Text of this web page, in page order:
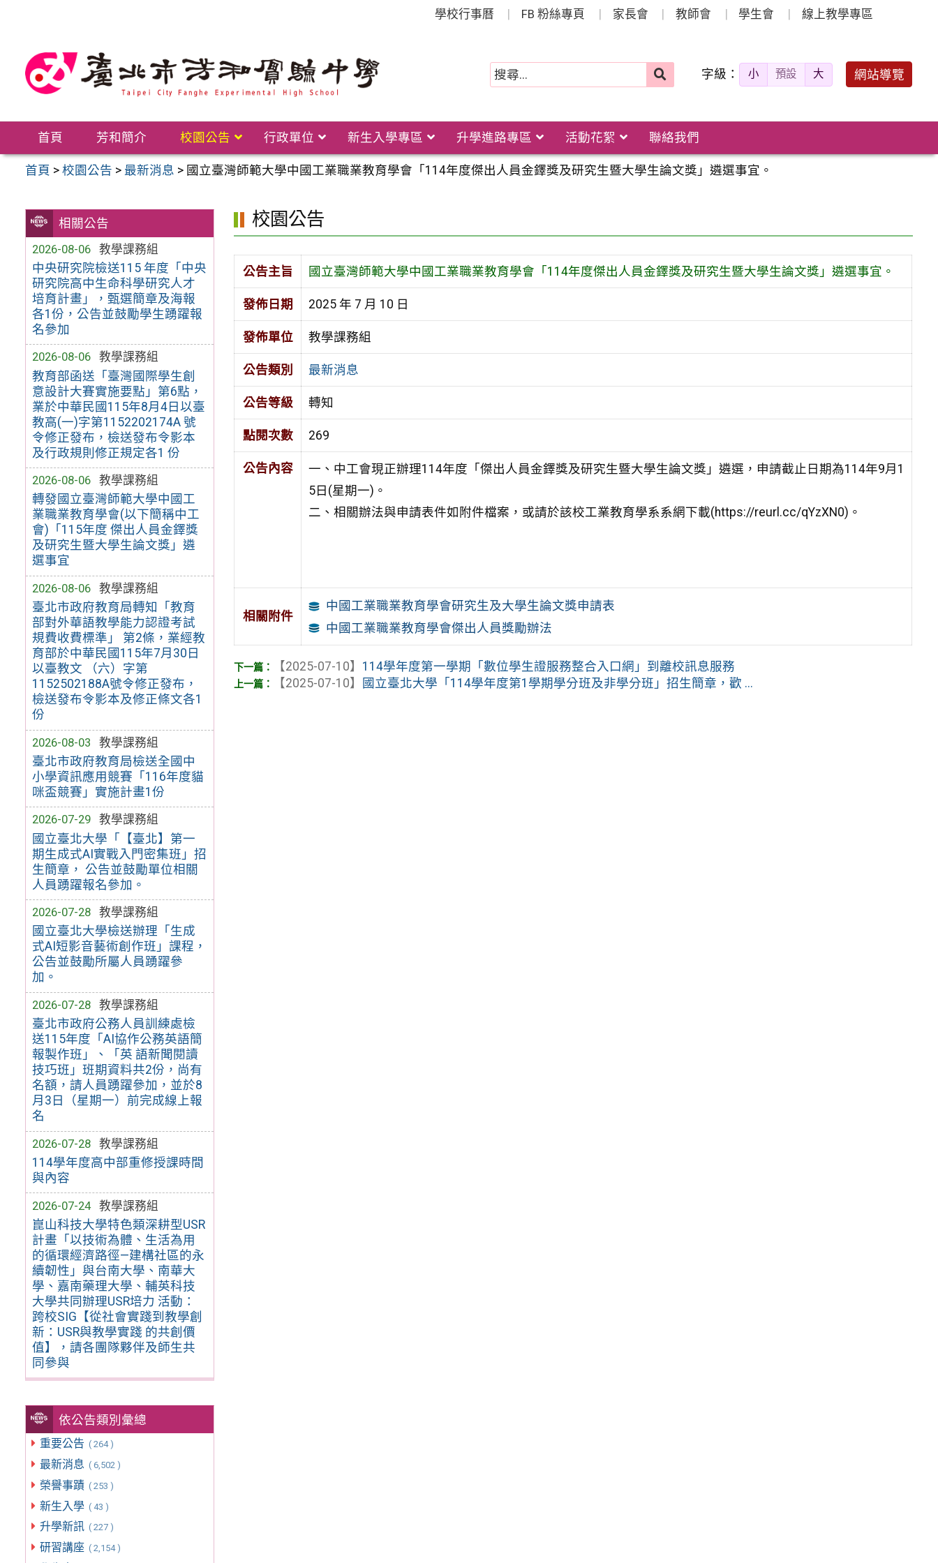
學校行事曆 FB 粉絲專頁 家長會 教師會 學生會 線上教學專區
字級： 小 預設 大 網站導覽
首頁 芳和簡介 校園公告 行政單位 新生入學專區 升學進路專區 活動花絮 聯絡我們
首頁 >校園公告 > 最新消息 > 國立臺灣師範大學中國工業職業教育學會「114年度傑出人員金鐸獎及研究生暨大學生論文獎」遴選事宜。
相關公告
2026-08-06
教學課務組
中央研究院檢送115 年度「中央
研究院高中生命科學研究人才
培育計畫」，甄選簡章及海報
各1份，公告並鼓勵學生踴躍報
名參加
2026-08-06
教學課務組
教育部函送「臺灣國際學生創
意設計大賽實施要點」第6點，
業於中華民國115年8月4日以臺
教高(一)字第1152202174A 號
令修正發布，檢送發布令影本
及行政規則修正規定各1 份
2026-08-06
教學課務組
轉發國立臺灣師範大學中國工
業職業教育學會(以下簡稱中工
會)「115年度 傑出人員金鐸獎
及研究生暨大學生論文獎」遴
選事宜
2026-08-06
教學課務組
臺北市政府教育局轉知「教育
部對外華語教學能力認證考試
規費收費標準」 第2條，業經教
育部於中華民國115年7月30日
以臺教文 （六）字第
1152502188A號令修正發布，
檢送發布令影本及修正條文各1
份
2026-08-03
教學課務組
臺北市政府教育局檢送全國中
小學資訊應用競賽「116年度貓
咪盃競賽」實施計畫1份
2026-07-29
教學課務組
國立臺北大學「【臺北】第一
期生成式AI實戰入門密集班」招
生簡章， 公告並鼓勵單位相關
人員踴躍報名參加。
2026-07-28
教學課務組
國立臺北大學檢送辦理「生成
式AI短影音藝術創作班」課程，
公告並鼓勵所屬人員踴躍參
加。
2026-07-28
教學課務組
臺北市政府公務人員訓練處檢
送115年度「AI協作公務英語簡
報製作班」、「英 語新聞閱讀
技巧班」班期資料共2份，尚有
名額，請人員踴躍參加，並於8
月3日（星期一）前完成線上報
名
2026-07-28
教學課務組
114學年度高中部重修授課時間
與內容
2026-07-24
教學課務組
崑山科技大學特色類深耕型USR
計畫「以技術為體、生活為用
的循環經濟路徑—建構社區的永
續韌性」與台南大學、南華大
學、嘉南藥理大學、輔英科技
大學共同辦理USR培力 活動：
跨校SIG【從社會實踐到教學創
新：USR與教學實踐 的共創價
值】，請各團隊夥伴及師生共
同參與
依公告類別彙總
重要公告 ( 264 )
最新消息 ( 6,502 )
榮譽事蹟 ( 253 )
新生入學 ( 43 )
升學新訊 ( 227 )
研習講座 ( 2,154 )
校園公告
公告主旨 國立臺灣師範大學中國工業職業教育學會「114年度傑出人員金鐸獎及研究生暨大學生論文獎」遴選事宜。
發佈日期 2025 年 7 月 10 日
發佈單位 教學課務組
公告類別 最新消息
公告等級 轉知
點閱次數 269
公告內容
一、中工會現正辦理114年度「傑出人員金鐸獎及研究生暨大學生論文獎」遴選，申請截止日期為114年9月1
5日(星期一)。
二、相關辦法與申請表件如附件檔案，或請於該校工業教育學系系網下載(https://reurl.cc/qYzXN0)。
相關附件
中國工業職業教育學會研究生及大學生論文獎申請表
中國工業職業教育學會傑出人員獎勵辦法
【2025-07-10】 114學年度第一學期「數位學生證服務整合入口網」到離校訊息服務
【2025-07-10】 國立臺北大學「114學年度第1學期學分班及非學分班」招生簡章，歡 ...